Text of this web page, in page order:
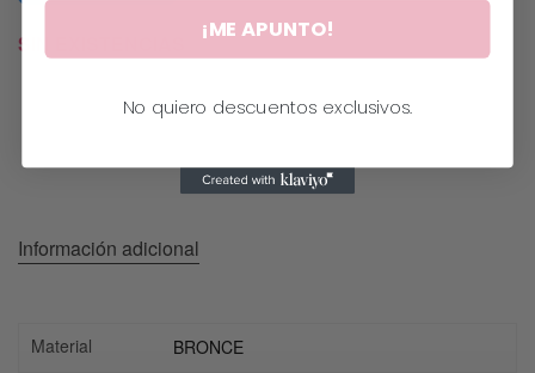
SIN EXISTENCIAS
Información adicional
Material BRONCE
¡ME APUNTO!
No quiero descuentos exclusivos.